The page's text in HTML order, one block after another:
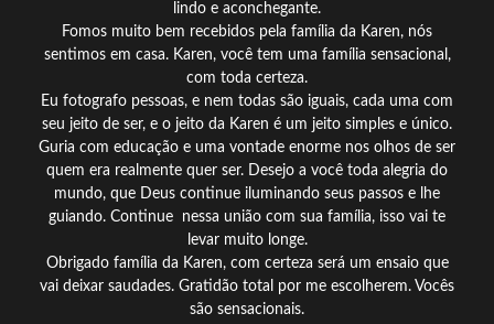
lindo e aconchegante.
Fomos muito bem recebidos pela família da Karen, nós
sentimos em casa. Karen, você tem uma família sensacional,
com toda certeza.
Eu fotografo pessoas, e nem todas são iguais, cada uma com
seu jeito de ser, e o jeito da Karen é um jeito simples e único.
Guria com educação e uma vontade enorme nos olhos de ser
quem era realmente quer ser. Desejo a você toda alegria do
mundo, que Deus continue iluminando seus passos e lhe
guiando. Continue nessa união com sua família, isso vai te
levar muito longe.
Obrigado família da Karen, com certeza será um ensaio que
vai deixar saudades. Gratidão total por me escolherem. Vocês
são sensacionais.